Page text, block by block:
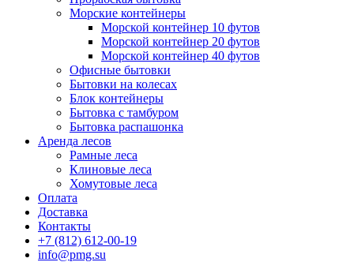
Морские контейнеры
Морской контейнер 10 футов
Морской контейнер 20 футов
Морской контейнер 40 футов
Офисные бытовки
Бытовки на колесах
Блок контейнеры
Бытовка с тамбуром
Бытовка распашонка
Аренда лесов
Рамные леса
Клиновые леса
Хомутовые леса
Оплата
Доставка
Контакты
+7 (812) 612-00-19
info@pmg.su